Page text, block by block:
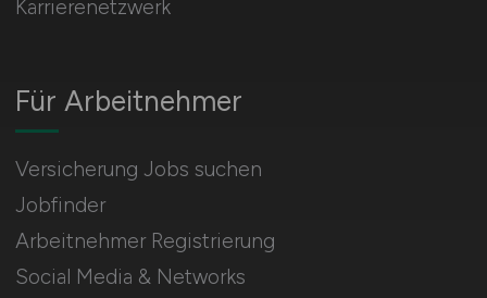
Für Arbeitnehmer
Versicherung Jobs suchen
Jobfinder
Arbeitnehmer Registrierung
Social Media & Networks
Karrierenetzwerk